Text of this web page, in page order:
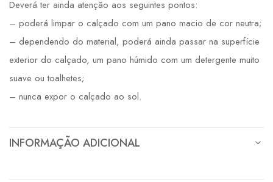
Deverá ter ainda atenção aos seguintes pontos:
– poderá limpar o calçado com um pano macio de cor neutra;
– dependendo do material, poderá ainda passar na superfície
exterior do calçado, um pano húmido com um detergente muito
suave ou toalhetes;
– nunca expor o calçado ao sol.
INFORMAÇÃO ADICIONAL